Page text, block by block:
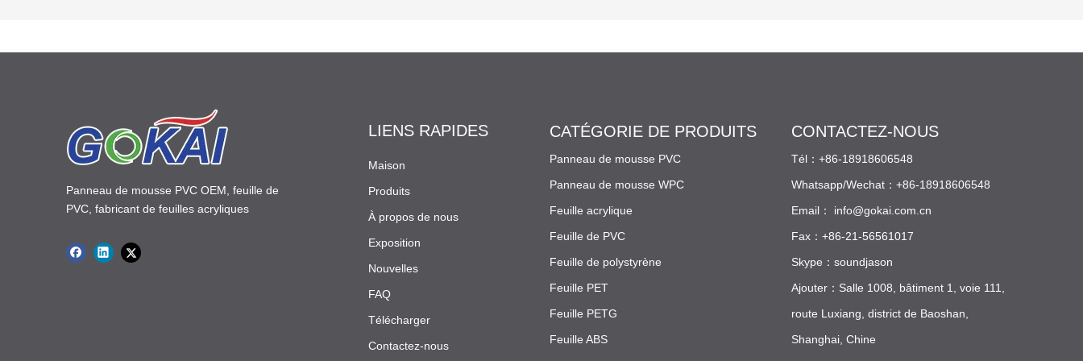
et extrudées à haute
Panneau de mousse PVC OEM, feuille de
PVC, fabricant de feuilles acryliques
LIENS RAPIDES
Maison
Produits
À propos de nous
Exposition
Nouvelles
FAQ
Télécharger
Contactez-nous
CATÉGORIE DE PRODUITS
Panneau de mousse PVC
Panneau de mousse WPC
Feuille acrylique
Feuille de PVC
Feuille de polystyrène
Feuille PET
Feuille PETG
Feuille ABS
CONTACTEZ-NOUS
Tél：+86-18918606548
Whatsapp/Wechat：+86-18918606548
Email： info@gokai.com.cn
Fax：+86-21-56561017
Skype：soundjason
Ajouter：Salle 1008, bâtiment 1, voie 111,
route Luxiang, district de Baoshan,
Shanghai, Chine